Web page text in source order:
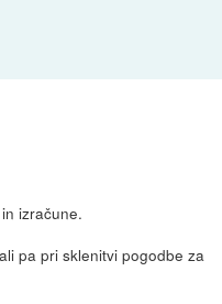
izračune.
pa pri sklenitvi pogodbe za